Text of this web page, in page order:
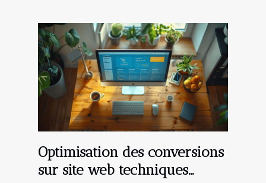
Optimisation des conversions
sur site web techniques